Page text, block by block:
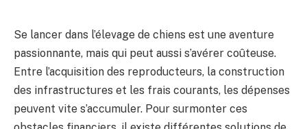
Se lancer dans l’élevage de chiens est une aventure
passionnante, mais qui peut aussi s’avérer coûteuse.
Entre l’acquisition des reproducteurs, la construction
des infrastructures et les frais courants, les dépenses
peuvent vite s’accumuler. Pour surmonter ces